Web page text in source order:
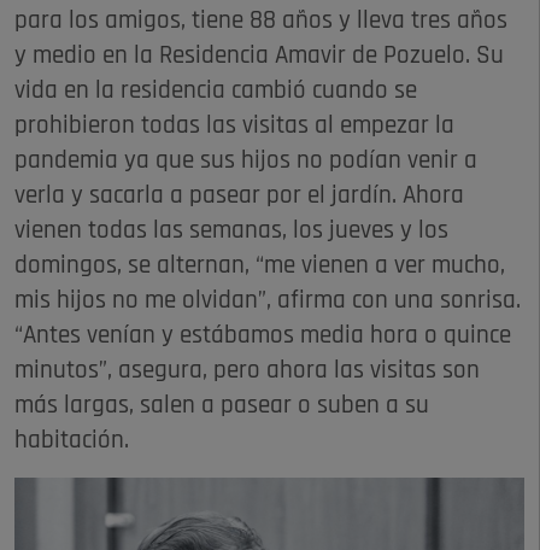
para los amigos, tiene 88 años y lleva tres años
y medio en la Residencia Amavir de Pozuelo. Su
vida en la residencia cambió cuando se
prohibieron todas las visitas al empezar la
pandemia ya que sus hijos no podían venir a
verla y sacarla a pasear por el jardín. Ahora
vienen todas las semanas, los jueves y los
domingos, se alternan, “me vienen a ver mucho,
mis hijos no me olvidan”, afirma con una sonrisa.
“Antes venían y estábamos media hora o quince
minutos”, asegura, pero ahora las visitas son
más largas, salen a pasear o suben a su
habitación.